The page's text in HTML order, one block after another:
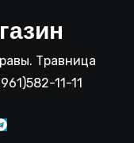
Травница
11-11